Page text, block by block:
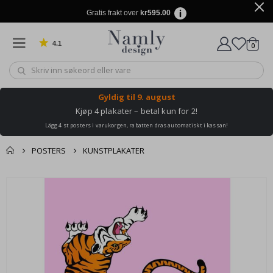
Gratis frakt over kr595.00
4.1 Basert på 1032 stemmer 0varer
Gyldig til 9. august
Kjøp 4 plakater – betal kun for 2!
Lägg 4 st posters i varukorgen, rabatten dras automatiskt i kassan!
POSTERS KUNSTPLAKATER
Andre kjøpte